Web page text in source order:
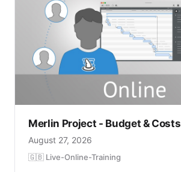
Merlin Project - Budget & Costs
August 27, 2026
🇬🇧 Live-Online-Training